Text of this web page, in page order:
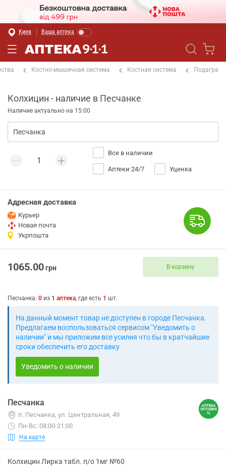
Киев Ваша аптека
Костно-мышечная система Костная система Подагра
Колхицин - наличие в Песчанке
Наличие актуально на 15:00
Все в наличии
Аптеки 24/7 Уценка
Адресная доставка
Курьер
Новая почта
Укрпошта
1065.00грн В корзину
Песчанка: 0 из 1 аптека, где есть 1 шт.
На данный момент товар не доступен в городе Песчанка.
Предлагаем воспользоваться сервисом "Уведомить о
наличии" и мы приложим все усилия что бы в кратчайшие
сроки обеспечить его доставку
Уведомить о наличии
Песчанка
п. Песчанка, ул. Центральная, 49
Пн-Вс: 08:00-21:00
На карте
Колхицин Лирка табл. п/о 1мг №60